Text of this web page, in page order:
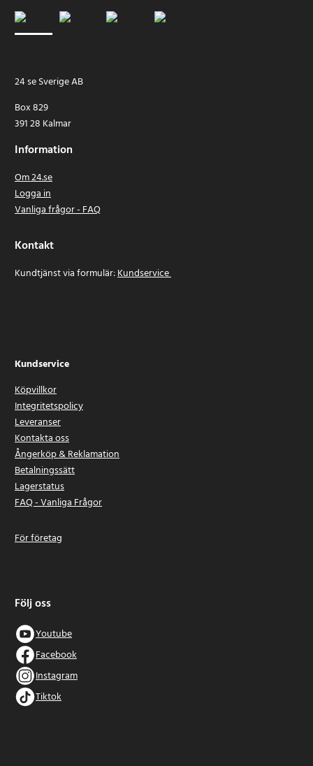
24 se Sverige AB
Box 829
391 28 Kalmar
Information
Om 24.se
Logga in
Vanliga frågor - FAQ
Kontakt
Kundtjänst via formulär:Kundservice
Kundservice
Köpvillkor
Integritetspolicy
Leveranser
Kontakta oss
Ångerköp & Reklamation
Betalningssätt
Lagerstatus
FAQ - Vanliga Frågor
För företag
Följ oss
Youtube
Facebook
Instagram
Tiktok